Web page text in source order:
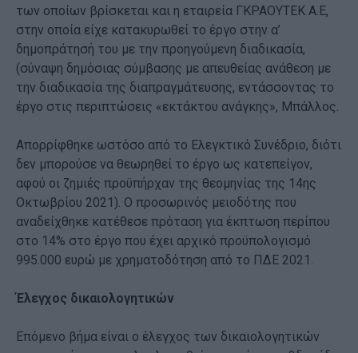
των οποίων βρίσκεται και η εταιρεία ΓΚΡΑΟΥΤΕΚ Α.Ε,
στην οποία είχε κατακυρωθεί το έργο στην α’
δημοπράτησή του με την προηγούμενη διαδικασία,
(σύναψη δημόσιας σύμβασης με απευθείας ανάθεση με
την διαδικασία της διαπραγμάτευσης, εντάσσοντας το
έργο στις περιπτώσεις «εκτάκτου ανάγκης», Μπάλλος.
Απορρίφθηκε ωστόσο από το Ελεγκτικό Συνέδριο, διότι
δεν μπορούσε να θεωρηθεί το έργο ως κατεπείγον,
αφού οι ζημιές προϋπήρχαν της θεομηνίας της 14ης
Οκτωβρίου 2021). Ο προσωρινός μειοδότης που
αναδείχθηκε κατέθεσε πρόταση για έκπτωση περίπου
στο 14% στο έργο που έχει αρχικό προϋπολογισμό
995.000 ευρώ με χρηματοδότηση από το ΠΔΕ 2021.
Έλεγχος δικαιολογητικών
Επόμενο βήμα είναι ο έλεγχος των δικαιολογητικών